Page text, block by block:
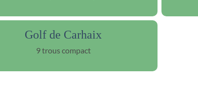
Golf de Carhaix
9 trous compact